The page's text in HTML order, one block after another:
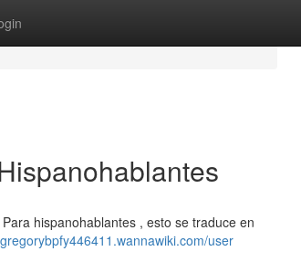
hispanohablantes , esto se traduce en
user